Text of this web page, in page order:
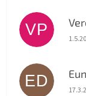
VP
ED